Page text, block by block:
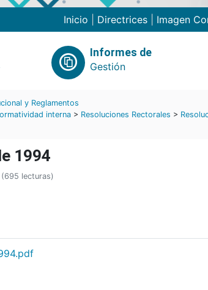
Inicio Directrices Imagen
Informes de
Gestión
y Reglamentos
interna > Resoluciones Rectorales >
1994
lecturas)